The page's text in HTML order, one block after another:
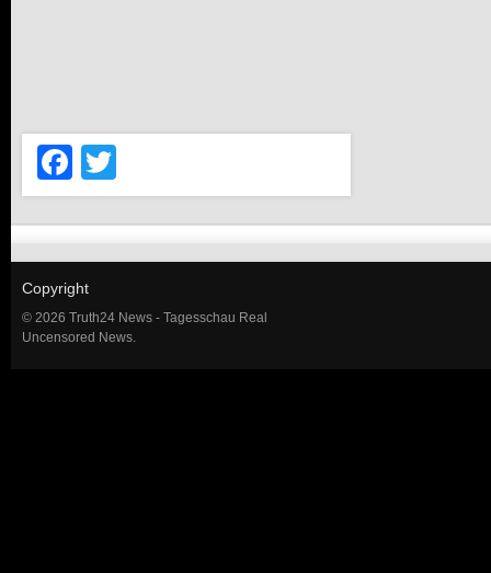
Facebook
Copyright
© 2026 Truth24 News - Tagesschau Real
Uncensored News.